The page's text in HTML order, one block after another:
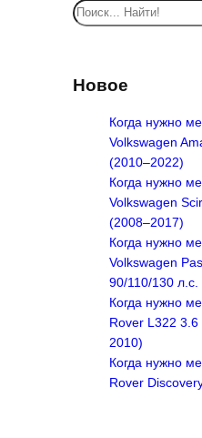
S
e
c
Новое
Когда нужно
Volkswagen
(2010–2022)
Когда нужно
Volkswagen
(2008–2017)
Когда нужно
Volkswagen
90/110/130
Когда нужно
Rover L322
2010)
Когда нужно
Rover